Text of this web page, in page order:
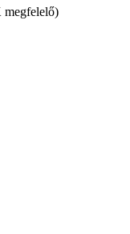
megfelelő)